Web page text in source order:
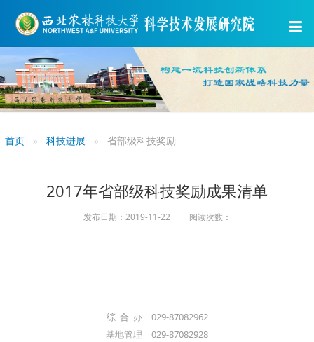
首页 科技进展 省部级科技奖励
2017年省部级科技奖励成果清单
发布日期：2019-11-22 阅读次数：
综 合 办 029-87082962
基地管理 029-87082928